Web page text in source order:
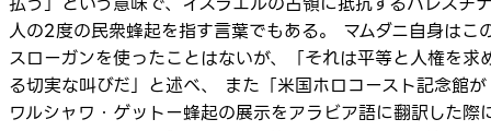
人の2度の民衆蜂起を指す言葉でもある。 マムダニ自身はこ
スローガンを使ったことはないが、「それは平等と人権を求
る切実な叫びだ」と述べ、 また「米国ホロコースト記念館が
ワルシャワ・ゲットー蜂起の展示をアラビア語に翻訳した際